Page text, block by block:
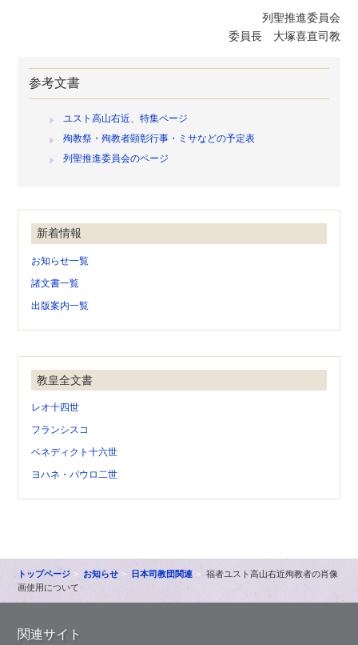
列聖推進委員会
委員長 大塚喜直司教
参考文書
ユスト高山右近、特集ページ
殉教祭・殉教者顕彰行事・ミサなどの予定表
列聖推進委員会のページ
新着情報
お知らせ一覧
諸文書一覧
出版案内一覧
教皇全文書
レオ十四世
フランシスコ
ベネディクト十六世
ヨハネ・パウロ二世
トップページ お知らせ 日本司教団関連
福者ユスト高山右近殉教者の肖像
画使用について
関連サイト